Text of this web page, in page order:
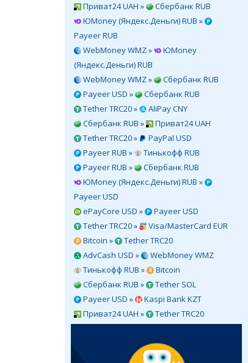
Приват24 UAH »
Сбербанк RUB
ЮMoney (Яндекс.Деньги) RUB »
Payeer RUB
WebMoney WMZ »
ЮMoney
(Яндекс.Деньги) RUB
WebMoney WMZ »
Сбербанк RUB
Payeer USD »
Сбербанк RUB
Tether TRC20 »
AliPay CNY
Сбербанк RUB »
Приват24 UAH
Tether TRC20 »
PayPal USD
Payeer RUB »
Тинькофф RUB
Payeer RUB »
Сбербанк RUB
ЮMoney (Яндекс.Деньги) RUB »
Payeer USD
ePayCore USD »
Payeer USD
Tether TRC20 »
Visa/MasterCard EUR
Bitcoin »
Tether TRC20
AdvCash USD »
WebMoney WMZ
Тинькофф RUB »
Bitcoin
Сбербанк RUB »
Tether SOL
Payeer USD »
Kaspi Bank KZT
Приват24 UAH »
Tether TRC20